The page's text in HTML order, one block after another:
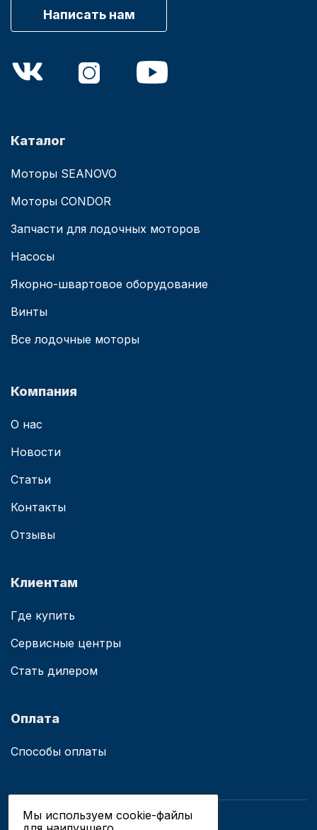
Написать нам
Каталог
Моторы SEANOVO
Моторы CONDOR
Запчасти для лодочных моторов
Насосы
Якорно-швартовое оборудование
Винты
Все лодочные моторы
Компания
О нас
Новости
Статьи
Контакты
Отзывы
Клиентам
Где купить
Сервисные центры
Стать дилером
Оплата
Способы оплаты
Мы используем cookie-файлы